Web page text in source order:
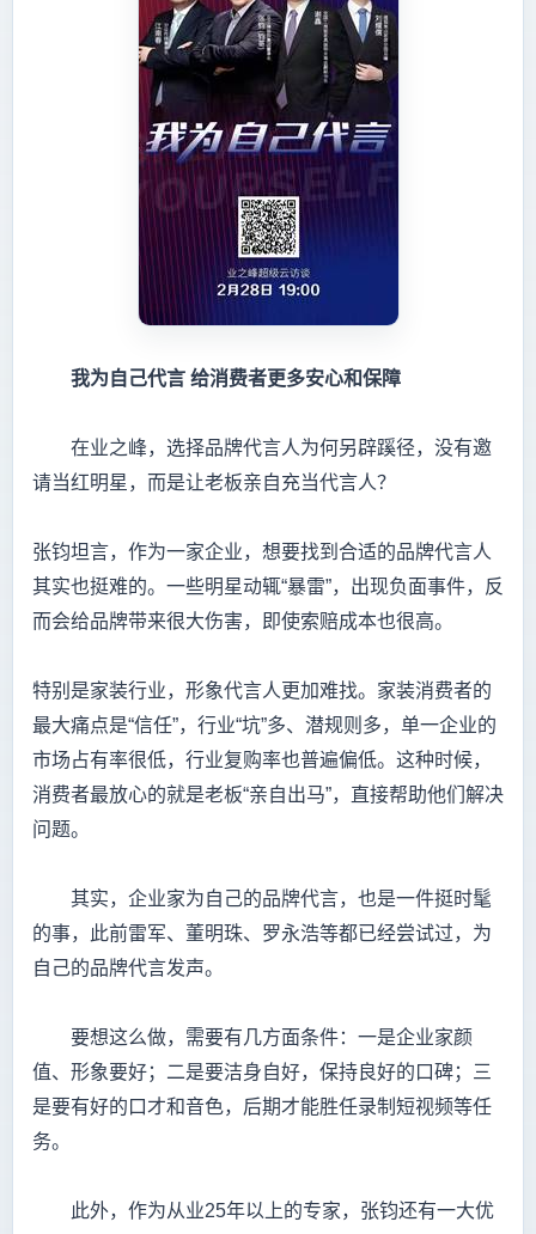
我为自己代言 给消费者更多安心和保障
在业之峰，选择品牌代言人为何另辟蹊径，没有邀
请当红明星，而是让老板亲自充当代言人？
张钧坦言，作为一家企业，想要找到合适的品牌代言人
其实也挺难的。一些明星动辄“暴雷”，出现负面事件，反
而会给品牌带来很大伤害，即使索赔成本也很高。
特别是家装行业，形象代言人更加难找。家装消费者的
最大痛点是“信任”，行业“坑”多、潜规则多，单一企业的
市场占有率很低，行业复购率也普遍偏低。这种时候，
消费者最放心的就是老板“亲自出马”，直接帮助他们解决
问题。
其实，企业家为自己的品牌代言，也是一件挺时髦
的事，此前雷军、董明珠、罗永浩等都已经尝试过，为
自己的品牌代言发声。
要想这么做，需要有几方面条件：一是企业家颜
值、形象要好；二是要洁身自好，保持良好的口碑；三
是要有好的口才和音色，后期才能胜任录制短视频等任
务。
此外，作为从业25年以上的专家，张钧还有一大优